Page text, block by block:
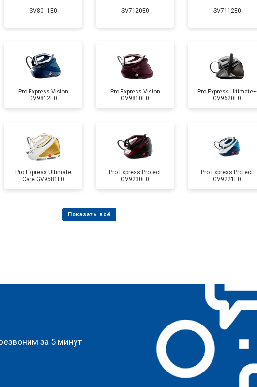
от 120 мин от 4700 ₽
от 90 мин от 5850 ₽
SV8011E0 SV7120E0 SV7112E0
Pro Express Vision
GV9812E0
Pro Express Vision
GV9810E0
Pro Express Ultimate+
GV9620E0
Pro Express Ultimate
Care GV9581E0
Pro Express Protect
GV9230E0
Pro Express Protect
GV9221E0
за 5 минут